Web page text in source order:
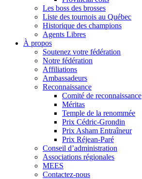
Les boss des brosses
Liste des tournois au Québec
Historique des champions
Agents Libres
À propos
Soutenez votre fédération
Notre fédération
Affiliations
Ambassadeurs
Reconnaissance
Comité de reconnaissance
Méritas
Temple de la renommée
Prix Cédric-Grondin
Prix Asham Entraîneur
Prix Réjean-Paré
Conseil d’administration
Associations régionales
MEES
Contactez-nous